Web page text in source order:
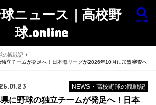
ニュース｜高校野
球.online
search
の観戦記
独立チームが発足へ！日本海リーグが2026年10月に加盟審査へ
NEWS・高校野球の観戦記
県に野球の独立チームが発足へ！日本